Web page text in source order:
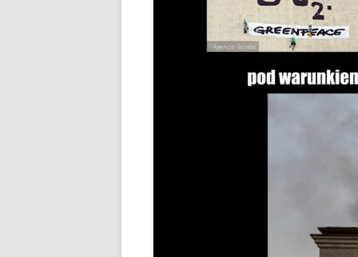
JAK PALIĆ DREWNEM
JAK PALIĆ KOKSEM
DYM I SADZA A
BRYKIET SŁOMIANY